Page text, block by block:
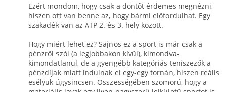
Ezért mondom, hogy csak a döntőt érdemes megnézni,
hiszen ott van benne az, hogy bármi előfordulhat. Egy
szakadék van az ATP 2. és 3. hely között.
Hogy miért lehet ez? Sajnos ez a sport is már csak a
pénzről szól (a legjobbakon kívül), kimondva-
kimondatlanul, de a gyengébb kategóriás teniszezők a
pénzdíjak miatt indulnak el egy-egy tornán, hiszen reális
esélyük úgysincsen. Összességében szomorú, hogy a